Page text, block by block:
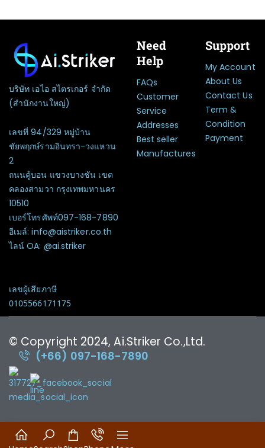
บริษัท เอไอ สไตรเกอร์ จำกัด
(สำนักงานใหญ่)
เลขที่ 94/329 หมู่บ้าน
ชัยพฤกษ์รามอินทรา-วงแหวน
2
ถนนคู้บอน แขวงบางชัน เขต
คลองสามวา กรุงเทพมหานคร
10510
เบอร์โทรศัพท์097-168-7890
อีเมล์: info@aistriker.co.th
ไลน์ OA: @ai.striker
เลขผู้เสียภาษี
0105566171175
Need
Help
FAQs
Customer
Service
Addresses
Best seller
Manufactures
Support
My Account
About Us
Contact Us
Term &
Condition
Payment
© Copyright 2024, Ai.Striker Co.,Ltd.
(+66) 097-168-7890